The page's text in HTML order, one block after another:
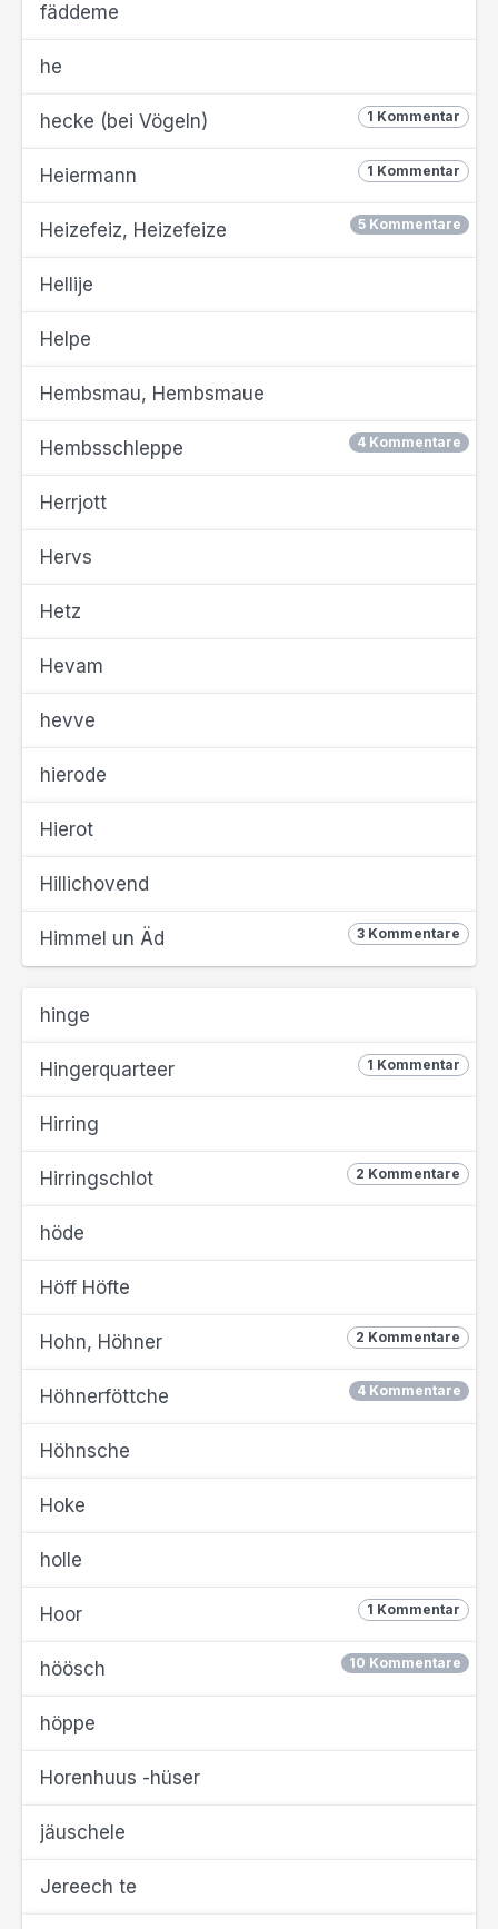
fäddeme
he
1 Kommentar
hecke (bei Vögeln)
1 Kommentar
Heiermann
5 Kommentare
Heizefeiz, Heizefeize
Hellije
Helpe
Hembsmau, Hembsmaue
4 Kommentare
Hembsschleppe
Herrjott
Hervs
Hetz
Hevam
hevve
hierode
Hierot
Hillichovend
3 Kommentare
Himmel un Äd
hinge
1 Kommentar
Hingerquarteer
Hirring
2 Kommentare
Hirringschlot
höde
Höff Höfte
2 Kommentare
Hohn, Höhner
4 Kommentare
Höhnerföttche
Höhnsche
Hoke
holle
1 Kommentar
Hoor
10 Kommentare
höösch
höppe
Horenhuus -hüser
jäuschele
Jereech te